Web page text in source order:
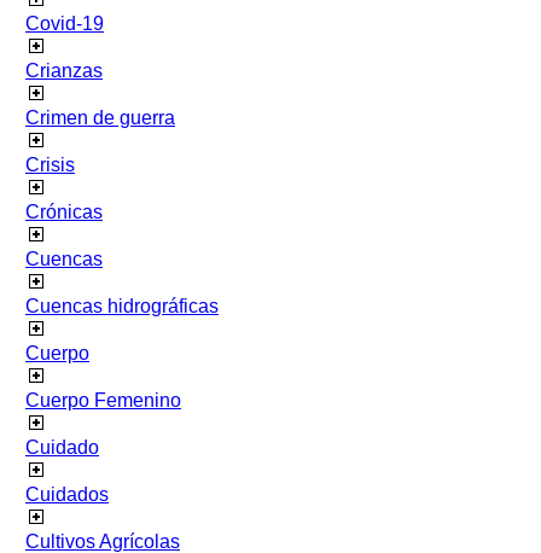
Covid-19
Crianzas
Crimen de guerra
Crisis
Crónicas
Cuencas
Cuencas hidrográficas
Cuerpo
Cuerpo Femenino
Cuidado
Cuidados
Cultivos Agrícolas